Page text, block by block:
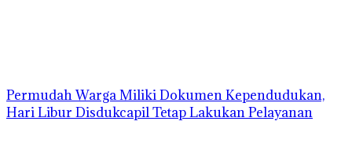
Permudah Warga Miliki Dokumen Kependudukan,
Hari Libur Disdukcapil Tetap Lakukan Pelayanan